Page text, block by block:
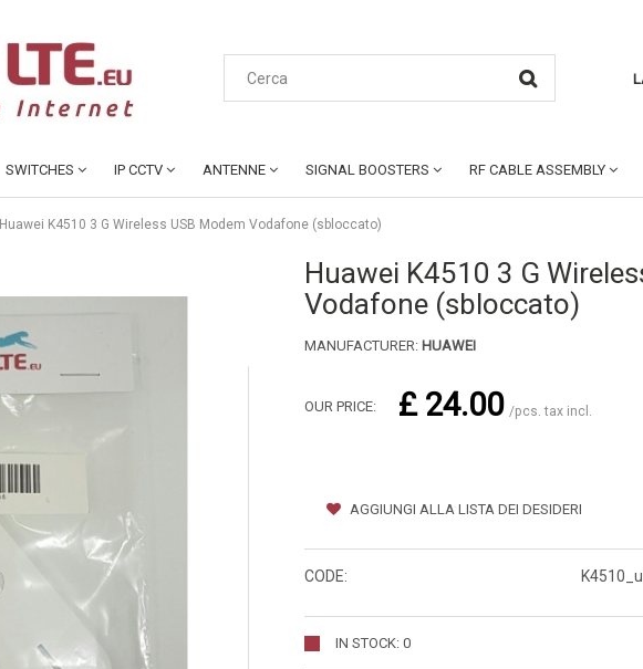
SWITCHES IP CCTV ANTENNE SIGNAL BOOSTERS RF CABLE ASSEMBLY
Huawei K4510 3 G Wireless USB Modem Vodafone (sbloccato)
Huawei K4510 3 G
Vodafone (sbloccato)
MANUFACTURER: HUAWEI
OUR PRICE: £ 24.00 /pcs. tax incl.
AGGIUNGI ALLA LISTA DEI DESIDERI
CODE:
IN STOCK: 0